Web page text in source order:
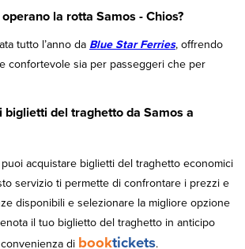
la rotta Samos - Chios?
tutto l’anno da Blue Star Ferries, offrendo
confortevole sia per passeggeri che per
biglietti del traghetto da Samos a
puoi acquistare biglietti del traghetto economici
servizio ti permette di confrontare i prezzi e
disponibili e selezionare la migliore opzione
il tuo biglietto del traghetto in anticipo
di booktickets.